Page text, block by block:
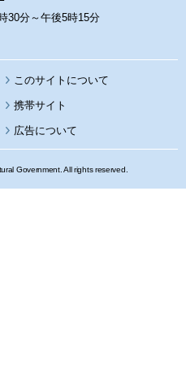
30分～午後5時15分
このサイトについて
携帯サイト
広告について
Government. All rights reserved.